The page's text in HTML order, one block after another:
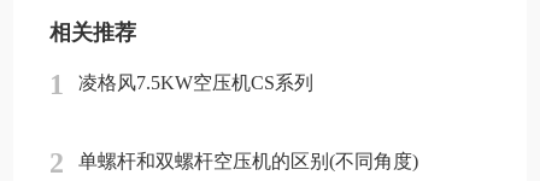
相关推荐
1 凌格风7.5KW空压机CS系列
2 单螺杆和双螺杆空压机的区别(不同角度)